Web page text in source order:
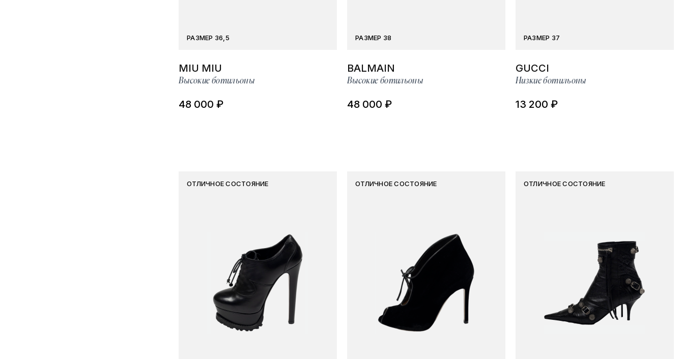
РАЗМЕР 36,5
MIU MIU
Высокие ботильоны
48 000 ₽
РАЗМЕР 38
BALMAIN
Высокие ботильоны
48 000 ₽
РАЗМЕР 37
GUCCI
Низкие ботильоны
13 200 ₽
ОТЛИЧНОЕ СОСТОЯНИЕ ОТЛИЧНОЕ СОСТОЯНИЕ ОТЛИЧНОЕ СОСТОЯНИЕ